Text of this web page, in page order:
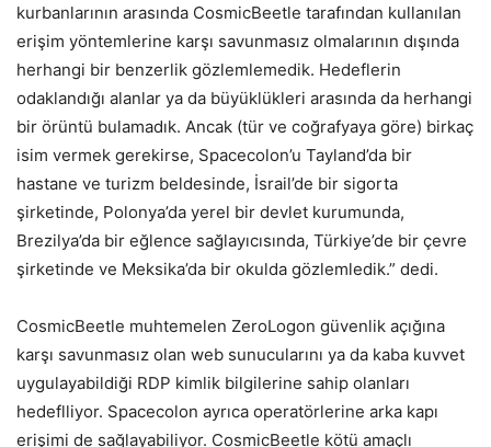
kurbanlarının arasında CosmicBeetle tarafından kullanılan
erişim yöntemlerine karşı savunmasız olmalarının dışında
herhangi bir benzerlik gözlemlemedik. Hedeflerin
odaklandığı alanlar ya da büyüklükleri arasında da herhangi
bir örüntü bulamadık. Ancak (tür ve coğrafyaya göre) birkaç
isim vermek gerekirse, Spacecolon’u Tayland’da bir
hastane ve turizm beldesinde, İsrail’de bir sigorta
şirketinde, Polonya’da yerel bir devlet kurumunda,
Brezilya’da bir eğlence sağlayıcısında, Türkiye’de bir çevre
şirketinde ve Meksika’da bir okulda gözlemledik.” dedi.
CosmicBeetle muhtemelen ZeroLogon güvenlik açığına
karşı savunmasız olan web sunucularını ya da kaba kuvvet
uygulayabildiği RDP kimlik bilgilerine sahip olanları
hedeflliyor. Spacecolon ayrıca operatörlerine arka kapı
erişimi de sağlayabiliyor. CosmicBeetle kötü amaçlı